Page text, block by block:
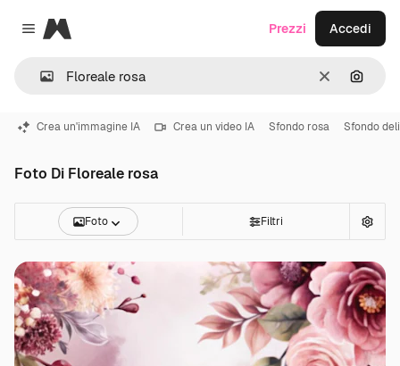
Close menu
Magnific
CancellaCerca
Prezzi Accedi
Crea un'immagine IA Crea un video IA Sfondo rosa Sfondo
Foto Di Floreale rosa
Foto Filtri